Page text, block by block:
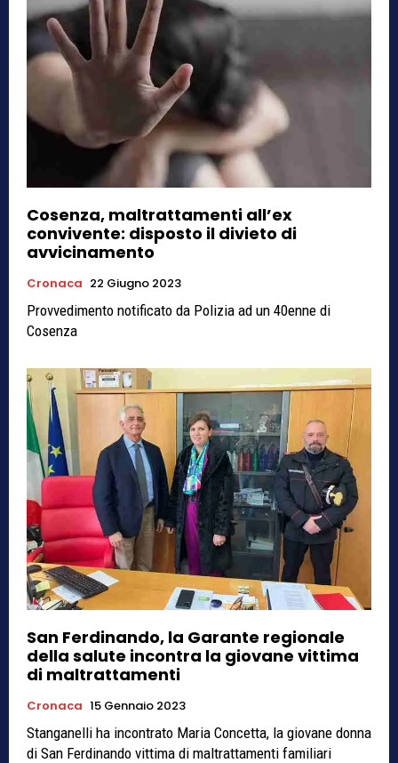
Cosenza, maltrattamenti all’ex
convivente: disposto il divieto di
avvicinamento
Cronaca 22 Giugno 2023
Provvedimento notificato da Polizia ad un 40enne di
Cosenza
San Ferdinando, la Garante regionale
della salute incontra la giovane vittima
di maltrattamenti
Cronaca 15 Gennaio 2023
Stanganelli ha incontrato Maria Concetta, la giovane donna
di San Ferdinando vittima di maltrattamenti familiari